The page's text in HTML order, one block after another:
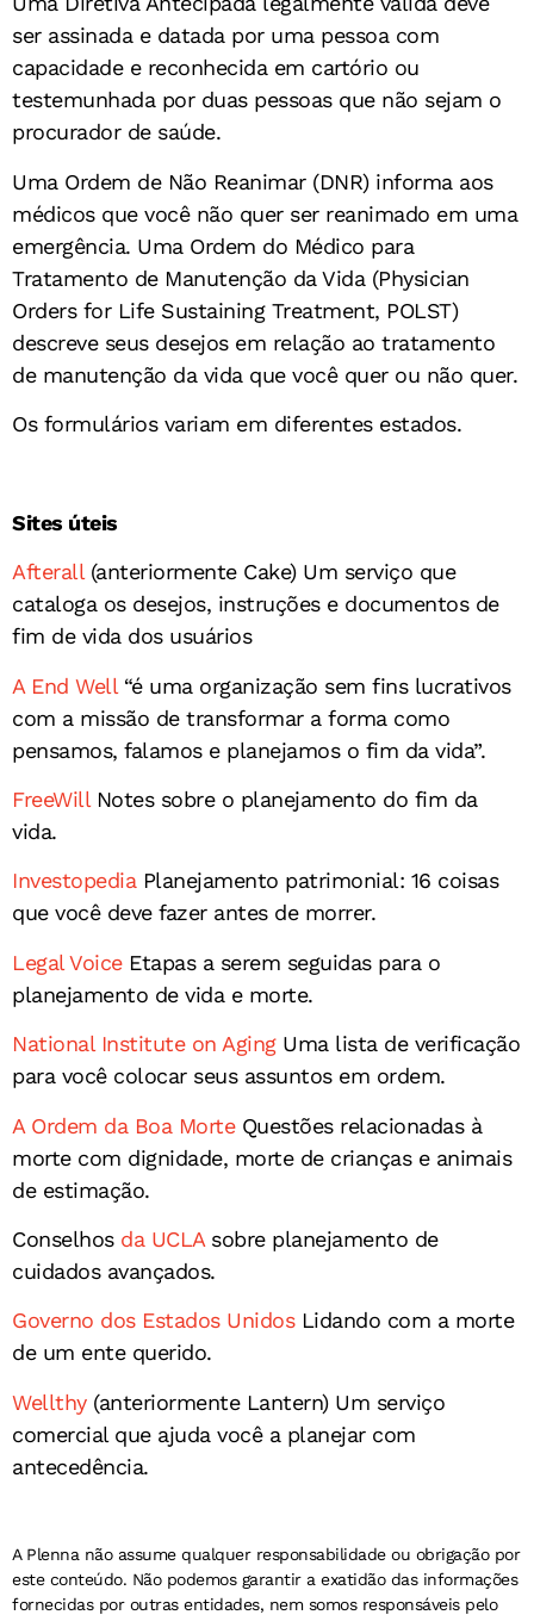
ser assinada e datada por uma pessoa com
capacidade e reconhecida em cartório ou
testemunhada por duas pessoas que não sejam o
procurador de saúde.
Uma Ordem de Não Reanimar (DNR) informa aos
médicos que você não quer ser reanimado em uma
emergência. Uma Ordem do Médico para
Tratamento de Manutenção da Vida (Physician
Orders for Life Sustaining Treatment, POLST)
descreve seus desejos em relação ao tratamento
de manutenção da vida que você quer ou não quer.
Os formulários variam em diferentes estados.
Sites úteis
Afterall(anteriormente Cake) Um serviço que
cataloga os desejos, instruções e documentos de
fim de vida dos usuários
A End Well“é uma organização sem fins lucrativos
com a missão de transformar a forma como
pensamos, falamos e planejamos o fim da vida”.
FreeWillNotes sobre o planejamento do fim da
vida.
InvestopediaPlanejamento patrimonial: 16 coisas
que você deve fazer antes de morrer.
Legal VoiceEtapas a serem seguidas para o
planejamento de vida e morte.
National Institute on AgingUma lista de verificação
para você colocar seus assuntos em ordem.
A Ordem da Boa MorteQuestões relacionadas à
morte com dignidade, morte de crianças e animais
de estimação.
Conselhos da UCLAsobre planejamento de
cuidados avançados.
Governo dos Estados UnidosLidando com a morte
de um ente querido.
Wellthy(anteriormente Lantern) Um serviço
comercial que ajuda você a planejar com
antecedência.
A Plenna não assume qualquer responsabilidade ou obrigação por
este conteúdo. Não podemos garantir a exatidão das informações
fornecidas por outras entidades, nem somos responsáveis pelo